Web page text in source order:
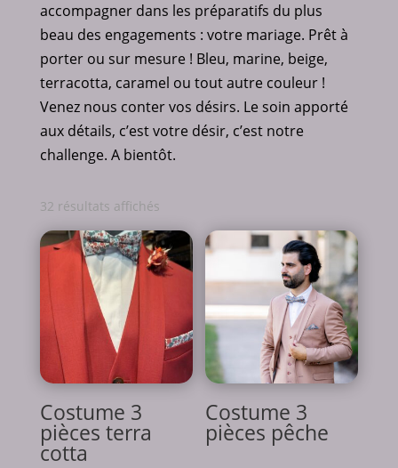
accompagner dans les préparatifs du plus
beau des engagements : votre mariage. Prêt à
porter ou sur mesure ! Bleu, marine, beige,
terracotta, caramel ou tout autre couleur !
Venez nous conter vos désirs. Le soin apporté
aux détails, c’est votre désir, c’est notre
challenge. A bientôt.
32 résultats affichésTrié
du
plus
récent
plus
ancien
Costume 3
pièces terra
cotta
Costume 3
pièces pêche